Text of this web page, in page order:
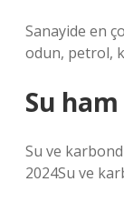
Sanayide en
odun, petrol,
Su
Su ve
2024Su ve